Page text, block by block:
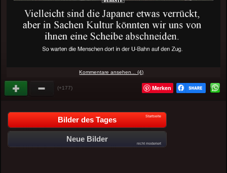
Kommentare ansehen... (4)
(+177) Merken
Bilder des Tages Startseite
Neue Bilder
nicht moderiert